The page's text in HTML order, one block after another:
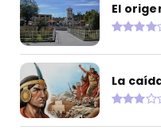
El
La